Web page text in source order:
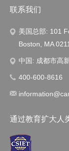
联系我们
美国总部: 101
Boston, MA
中国: 成都市高
400-600-8616
通过教育扩大人